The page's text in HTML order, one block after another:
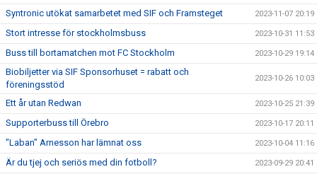
Syntronic utökat samarbetet med SIF och Framsteget 2023-11-07 20:19
Stort intresse för stockholmsbuss 2023-10-31 11:53
Buss till bortamatchen mot FC Stockholm 2023-10-29 19:14
Biobiljetter via SIF Sponsorhuset = rabatt och
föreningsstöd
2023-10-26 10:03
Ett år utan Redwan 2023-10-25 21:39
Supporterbuss till Örebro 2023-10-17 20:11
"Laban" Arnesson har lämnat oss 2023-10-04 11:16
Är du tjej och seriös med din fotboll? 2023-09-29 20:41